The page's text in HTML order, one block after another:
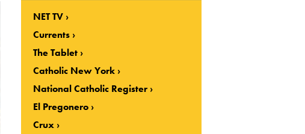
NET TV
Currents
The Tablet
Catholic New York
National Catholic Register
El Pregonero
Crux